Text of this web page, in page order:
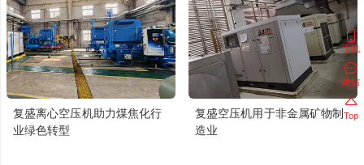
手机
微信
Top
复盛离心空压机助力煤焦化行
业绿色转型
复盛空压机用于非金属矿物制
造业